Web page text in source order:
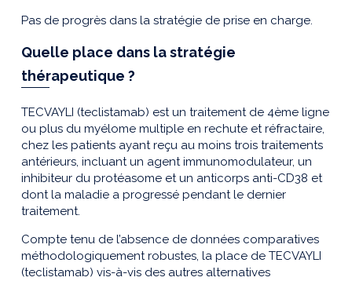
Pas de progrès dans la stratégie de prise en charge.
Quelle place dans la stratégie
thérapeutique ?
TECVAYLI (teclistamab) est un traitement de 4ème ligne
ou plus du myélome multiple en rechute et réfractaire,
chez les patients ayant reçu au moins trois traitements
antérieurs, incluant un agent immunomodulateur, un
inhibiteur du protéasome et un anticorps anti-CD38 et
dont la maladie a progressé pendant le dernier
traitement.
Compte tenu de l’absence de données comparatives
méthodologiquement robustes, la place de TECVAYLI
(teclistamab) vis-à-vis des autres alternatives